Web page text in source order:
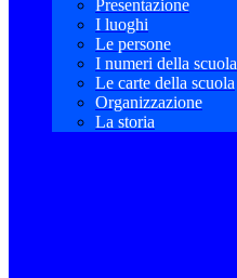
Presentazione
I luoghi
Le persone
I numeri della scuola
Le carte della scuola
Organizzazione
La storia